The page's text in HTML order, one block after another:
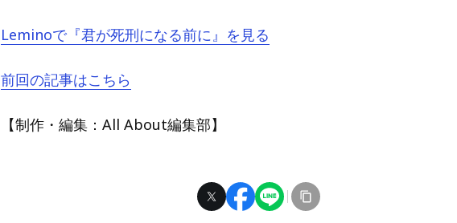
Leminoで『君が死刑になる前に』を見る
前回の記事はこちら
【制作・編集：All About編集部】